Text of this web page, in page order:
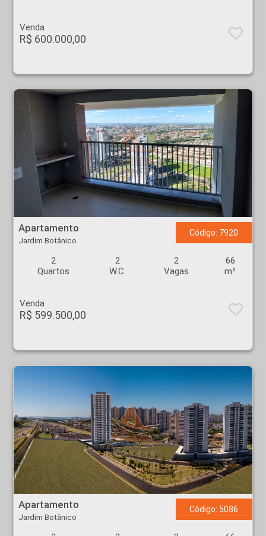
Venda
R$ 600.000,00
Apartamento
Jardim Botânico
Código: 7920
2
Quartos
2
W.C.
2
Vagas
66
m²
Venda
R$ 599.500,00
Apartamento - Jardim Botânico - Ribeirão Preto
Apartamento
Jardim Botânico
Código: 5086